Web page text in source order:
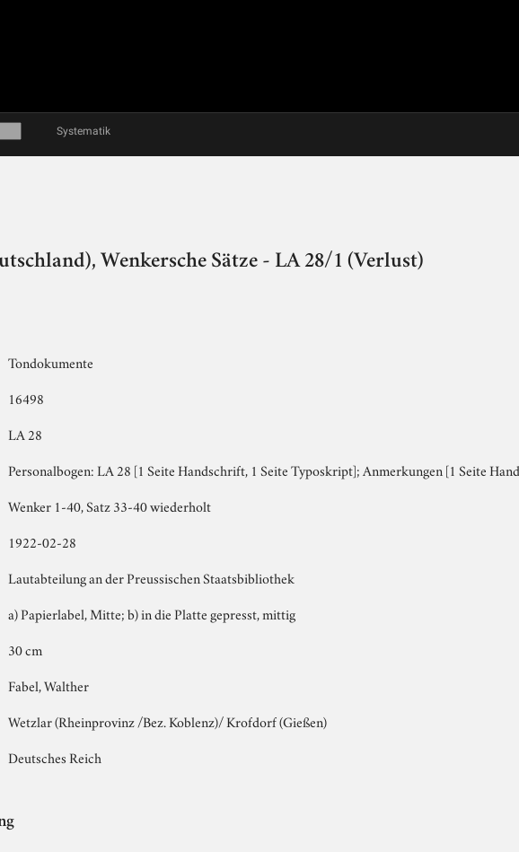
Systematik
Wenkersche Sätze - LA 28/1 (Verlust)
Tondokumente
16498
LA 28
Personalbogen: LA 28 [1 Seite Handschrift, 1 Seite Typoskript]; Anmerkungen [1 Seite
Wenker 1-40, Satz 33-40 wiederholt
1922-02-28
Lautabteilung an der Preussischen Staatsbibliothek
a) Papierlabel, Mitte; b) in die Platte gepresst, mittig
30 cm
Fabel, Walther
Wetzlar (Rheinprovinz /Bez. Koblenz)/ Krofdorf (Gießen)
Deutsches Reich